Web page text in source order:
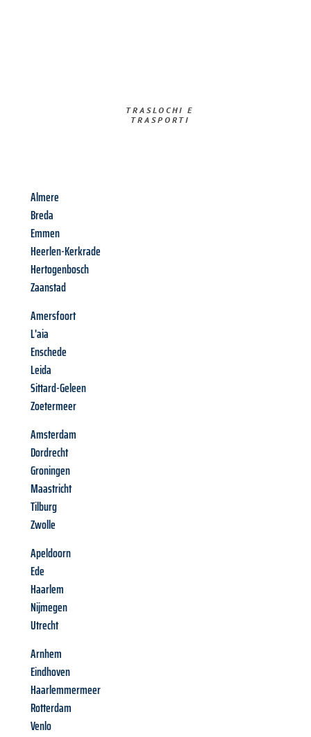
TRASLOCHI E
TRASPORTI​
Almere
Breda
Emmen
Heerlen-Kerkrade
Hertogenbosch
Zaanstad
Amersfoort
L'aia
Enschede
Leida
Sittard-Geleen
Zoetermeer
Amsterdam
Dordrecht
Groningen
Maastricht
Tilburg
Zwolle
Apeldoorn
Ede
Haarlem
Nijmegen
Utrecht
Arnhem
Eindhoven
Haarlemmermeer
Rotterdam
Venlo